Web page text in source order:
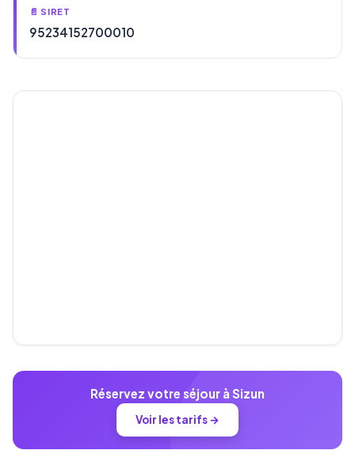
📄 SIRET
95234152700010
Réservez votre séjour à Sizun
Voir les tarifs →